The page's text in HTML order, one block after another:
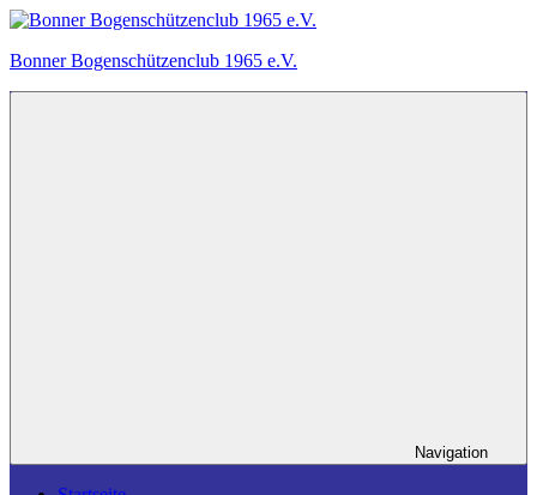
Zum
springen
Bonner Bogenschützenclub 1965 e.V.
Navigation